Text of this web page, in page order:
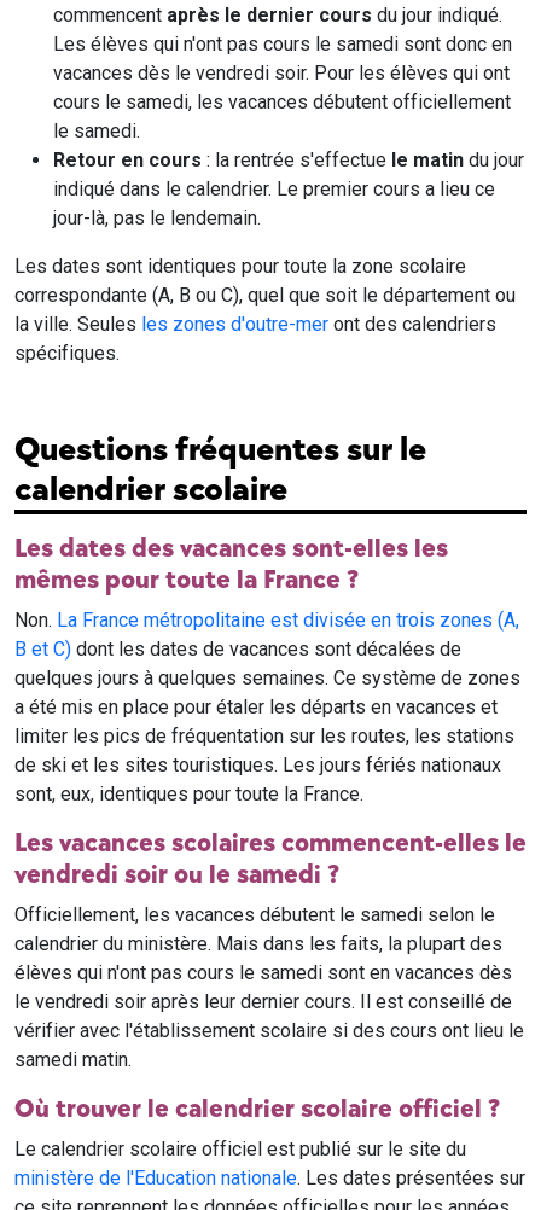
commencent après le dernier cours du jour indiqué.
Les élèves qui n'ont pas cours le samedi sont donc en
vacances dès le vendredi soir. Pour les élèves qui ont
cours le samedi, les vacances débutent officiellement
le samedi.
Retour en cours : la rentrée s'effectue le matin du jour
indiqué dans le calendrier. Le premier cours a lieu ce
jour-là, pas le lendemain.
Les dates sont identiques pour toute la zone scolaire
correspondante (A, B ou C), quel que soit le département ou
la ville. Seules les zones d'outre-mer ont des calendriers
spécifiques.
Questions fréquentes sur le
calendrier scolaire
Les dates des vacances sont-elles les
mêmes pour toute la France ?
Non. La France métropolitaine est divisée en trois zones (A,
B et C) dont les dates de vacances sont décalées de
quelques jours à quelques semaines. Ce système de zones
a été mis en place pour étaler les départs en vacances et
limiter les pics de fréquentation sur les routes, les stations
de ski et les sites touristiques. Les jours fériés nationaux
sont, eux, identiques pour toute la France.
Les vacances scolaires commencent-elles le
vendredi soir ou le samedi ?
Officiellement, les vacances débutent le samedi selon le
calendrier du ministère. Mais dans les faits, la plupart des
élèves qui n'ont pas cours le samedi sont en vacances dès
le vendredi soir après leur dernier cours. Il est conseillé de
vérifier avec l'établissement scolaire si des cours ont lieu le
samedi matin.
Où trouver le calendrier scolaire officiel ?
Le calendrier scolaire officiel est publié sur le site du
ministère de l'Education nationale. Les dates présentées sur